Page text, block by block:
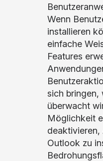
Wenn
installieren
einfache
Features
sich bringen,
überwacht
Möglichkeit
Outlook zu